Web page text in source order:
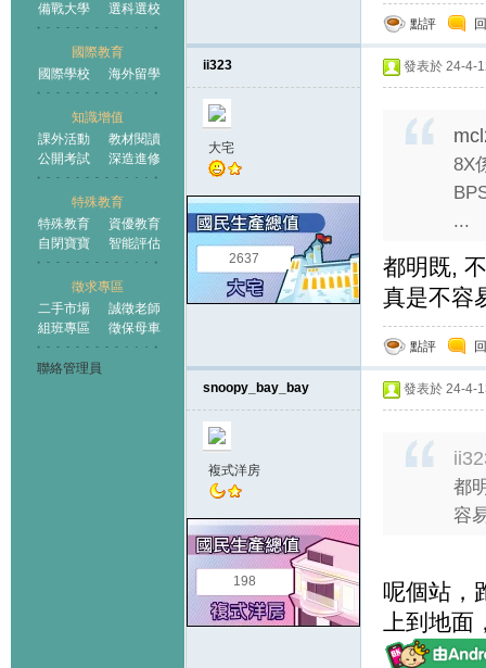
備戰大學
選科選校
國際教育
國際學校
海外留學
知識增值
課外活動
教材閱讀
公開考試
深造進修
特殊教育
特殊教育
資優教育
自閉寶寶
智能評估
徵求專區
二手市場
誠徵老師
組班專區
徵保母車
聯絡管理員
點評
ii323
大宅
2637
發表於 24-4-
8X
...
都明既,
真是不容
點評
snoopy_bay_bay
複式洋房
198
發表於 24-4-
都
容
呢個站，
上到地